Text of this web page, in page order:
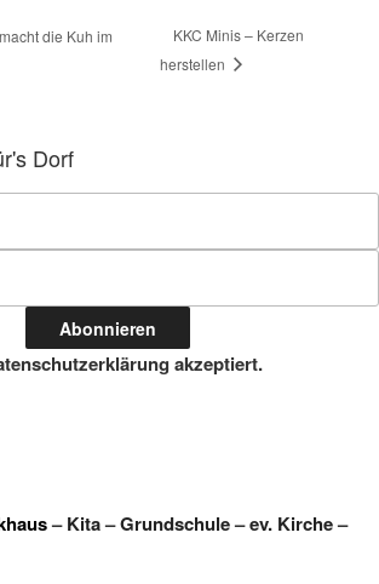
die Kuh im
KKC Minis – Kerzen
herstellen
Dorf
akzeptiert.
–Kita–Grundschule–ev. Kirche–